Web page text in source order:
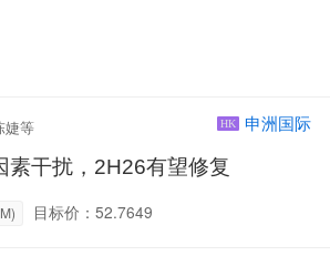
婕等 HK 申洲国际
素干扰，2H26有望修复
目标价：52.7649